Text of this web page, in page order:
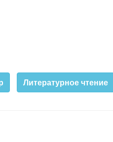
Литературное чтение